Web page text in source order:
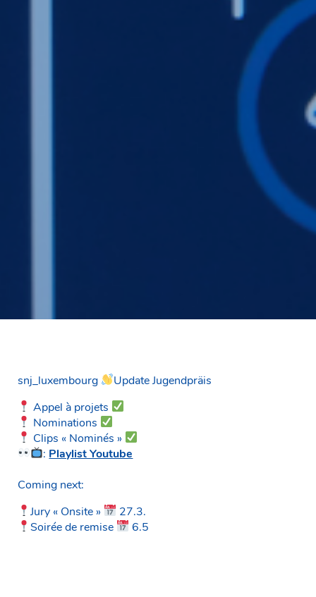
snj_luxembourg
Update Jugendpräis
Appel à projets
Nominations
Clips « Nominés »
: Playlist Youtube
Coming next:
Jury « Onsite »
27.3.
Soirée de remise
6.5